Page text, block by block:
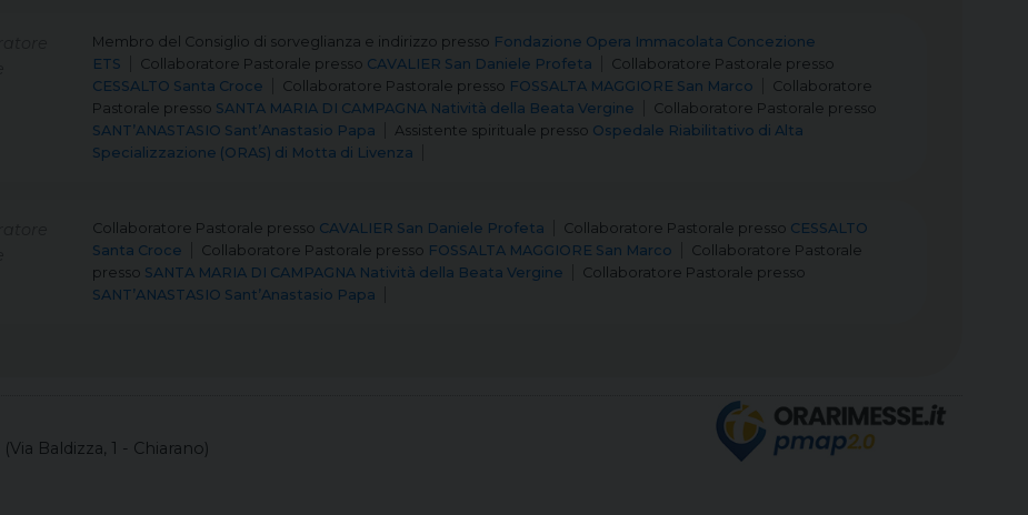
Membro del Consiglio di sorveglianza e indirizzo presso Fondazione Opera Immacolata Concezione
ETS
Collaboratore Pastorale presso CAVALIER San Daniele Profeta Collaboratore Pastorale presso
CESSALTO Santa Croce
Collaboratore Pastorale presso FOSSALTA MAGGIORE San Marco
Collaboratore
Pastorale presso SANTA MARIA DI CAMPAGNA Natività della Beata Vergine Collaboratore Pastorale presso
SANT’ANASTASIO Sant’Anastasio Papa
Assistente spirituale presso Ospedale Riabilitativo di Alta
Specializzazione (ORAS) di Motta di Livenza
Collaboratore Pastorale presso CAVALIER San Daniele Profeta Collaboratore Pastorale presso CESSALTO
Santa Croce
Collaboratore Pastorale presso FOSSALTA MAGGIORE San Marco
Collaboratore Pastorale
presso SANTA MARIA DI CAMPAGNA Natività della Beata Vergine Collaboratore Pastorale presso
SANT’ANASTASIO Sant’Anastasio Papa
(Via Baldizza, 1 - Chiarano)